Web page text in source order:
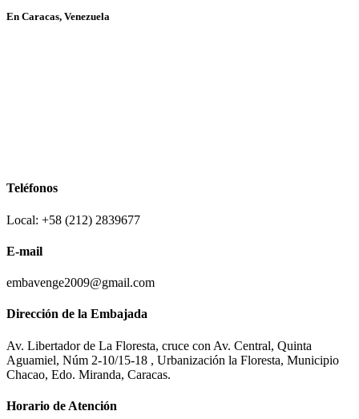
En Caracas, Venezuela
Teléfonos
Local: +58 (212) 2839677
E-mail
embavenge2009@gmail.com
Dirección de la Embajada
Av. Libertador de La Floresta, cruce con Av. Central, Quinta
Aguamiel, Núm 2-10/15-18 , Urbanización la Floresta, Municipio
Chacao, Edo. Miranda, Caracas.
Horario de Atención